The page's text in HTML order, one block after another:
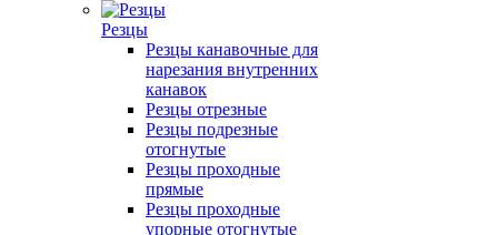
Резцы
Резцы канавочные для
нарезания внутренних
канавок
Резцы отрезные
Резцы подрезные
отогнутые
Резцы проходные
прямые
Резцы проходные
упорные отогнутые